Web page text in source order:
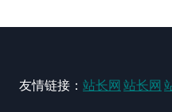
友情链接： 站长网 站长网